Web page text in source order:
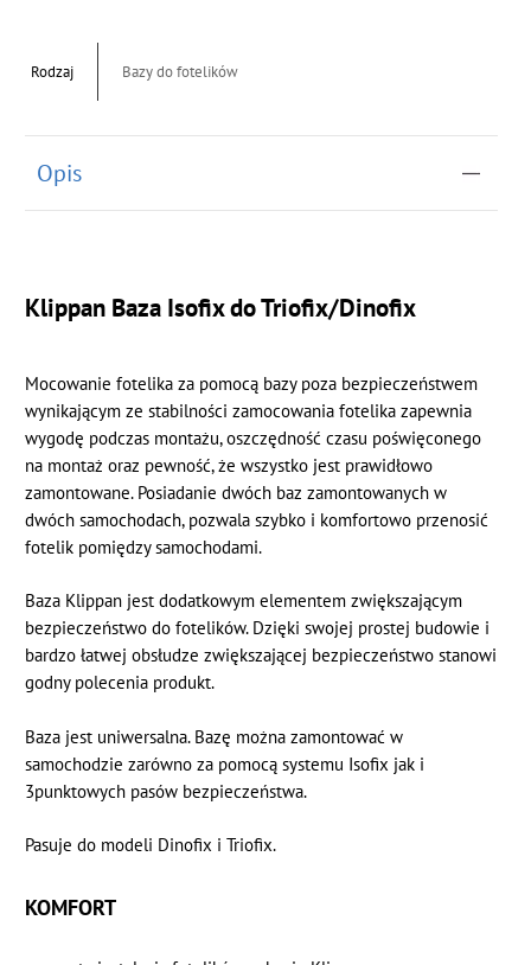
Rodzaj Bazy do fotelików
Opis
Klippan Baza Isofix do Triofix/Dinofix
Mocowanie fotelika za pomocą bazy poza bezpieczeństwem
wynikającym ze stabilności zamocowania fotelika zapewnia
wygodę podczas montażu, oszczędność czasu poświęconego
na montaż oraz pewność, że wszystko jest prawidłowo
zamontowane. Posiadanie dwóch baz zamontowanych w
dwóch samochodach, pozwala szybko i komfortowo przenosić
fotelik pomiędzy samochodami.
Baza Klippan jest dodatkowym elementem zwiększającym
bezpieczeństwo do fotelików. Dzięki swojej prostej budowie i
bardzo łatwej obsłudze zwiększającej bezpieczeństwo stanowi
godny polecenia produkt.
Baza jest uniwersalna. Bazę można zamontować w
samochodzie zarówno za pomocą systemu Isofix jak i
3punktowych pasów bezpieczeństwa.
Pasuje do modeli Dinofix i Triofix.
KOMFORT